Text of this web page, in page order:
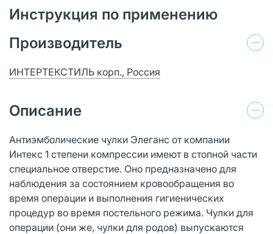
Инструкция по применению
Производитель
ИНТЕРТЕКСТИЛЬ корп., Россия
Описание
Антиэмболические чулки Элеганс от компании
Интекс 1 степени компрессии имеют в стопной части
специальное отверстие. Оно предназначено для
наблюдения за состоянием кровообращения во
время операции и выполнения гигиенических
процедур во время постельного режима. Чулки для
операции (они же, чулки для родов) выпускаются